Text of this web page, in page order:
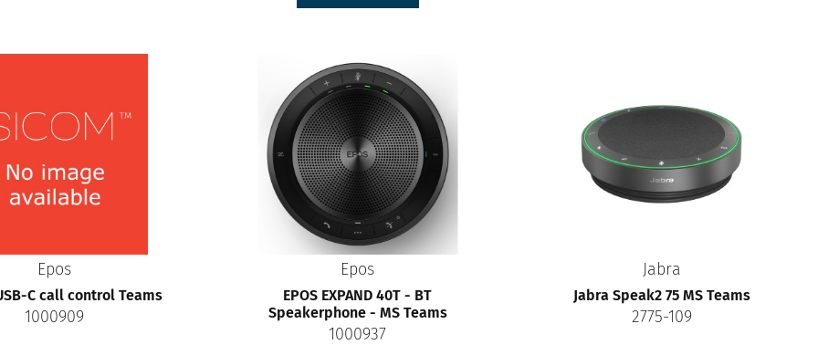
Epos
C call control Teams
1000909
Epos
EPOS EXPAND 40T - BT
Speakerphone - MS Teams
1000937
Jabra
Jabra Speak2 75 MS Teams
2775-109